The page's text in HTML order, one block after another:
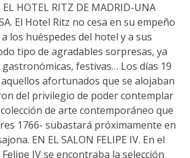
EL HOTEL RITZ DE MADRID-UNA
El Hotel Ritz no cesa en su empeño
los huéspedes del hotel y a sus
tipo de agradables sorpresas, ya
festivas… Los días 19
afortunados que se alojaban
del privilegio de poder contemplar
de arte contemporáneo que
1766- subastará próximamente en
EN EL SALON FELIPE IV. En el
IV se encontraba la selección